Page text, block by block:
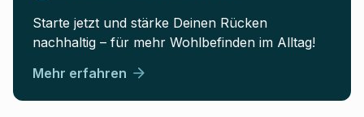
Starte jetzt und stärke Deinen Rücken
nachhaltig – für mehr Wohlbefinden im Alltag!
Mehr erfahren